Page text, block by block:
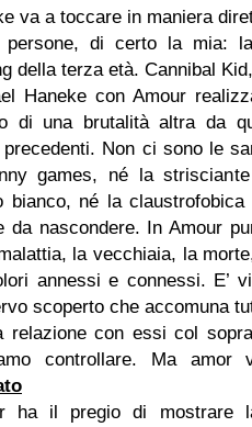
va a toccare in maniera
persone, di certo la mia:
della terza età. Cannibal Kid,
Haneke con Amour
di una brutalità altra da
precedenti. Non ci sono le
games, né la
bianco, né la
da nascondere. In Amour
la vecchiaia, la
annessi e connessi. E’
scoperto che accomuna
relazione con essi col
controllare. Ma
ha il pregio di mostrare